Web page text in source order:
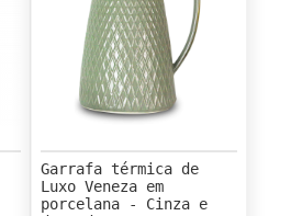
Garrafa térmica de
Luxo Veneza em
porcelana - Cinza e